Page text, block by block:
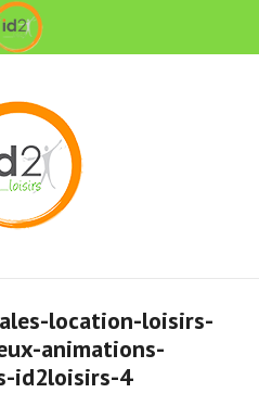
location-loisirs-
animations-
id2loisirs-4